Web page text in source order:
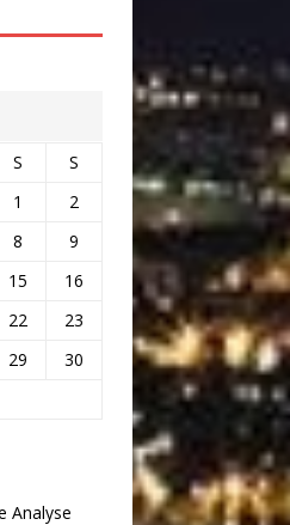
S
S
1
2
8
9
15
16
22
23
29
30